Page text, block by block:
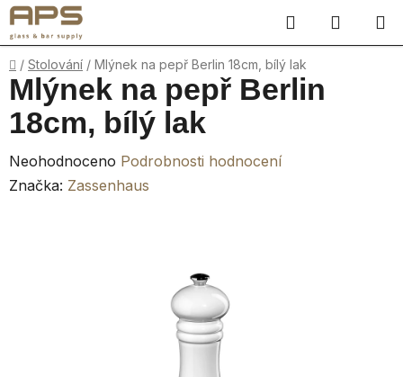
Přejít
na
obsah
Hledat
KOŠÍK
Domů
/ Stolování / Mlýnek na pepř Berlin 18cm, bílý lak
Mlýnek na pepř Berlin
18cm, bílý lak
Průměrné
hodnocení
Neohodnoceno Podrobnosti hodnocení
Značka: Zassenhaus